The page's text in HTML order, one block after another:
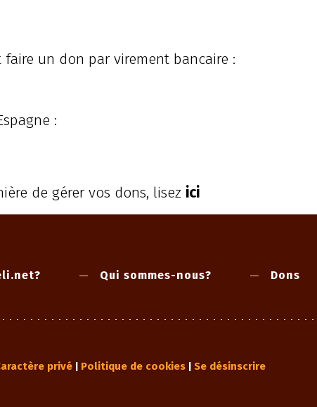
un don par virement bancaire :
:
de gérer vos dons, lisez ici
Qui sommes-nous? Dons
privé| Politique de cookies| Se désinscrire